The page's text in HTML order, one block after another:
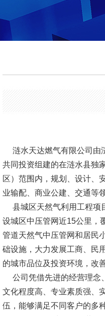
涟水天达燃气有限公司由
共同投资组建的在涟水县独
区）范围内，规划、设计、
业输配、商业公建、交通等
县城区天然气利用工程项
设城区中压管网近15公里，
管道天然气中压管网和居民
础设施，大力发展工商、民
的城市品位及投资环境，改
公司凭借先进的经营理念
文化程度高、专业素质强、
伍，能够满足不同客户的多